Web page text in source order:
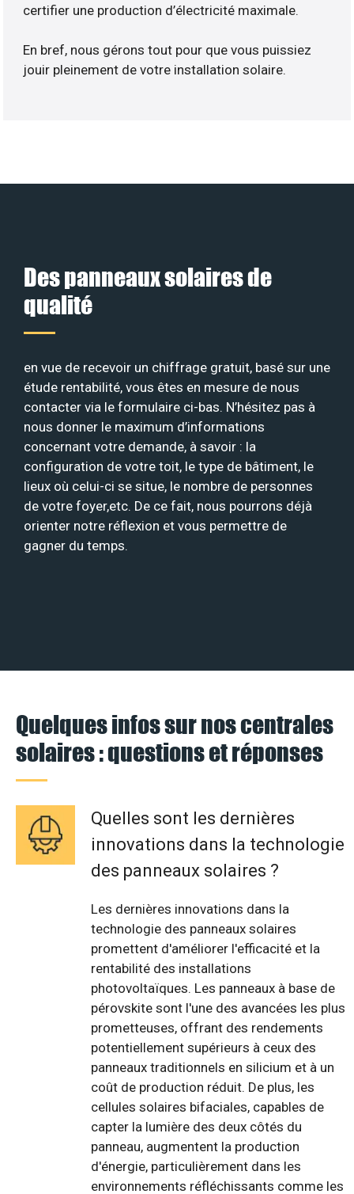
certifier une production d’électricité maximale.
En bref, nous gérons tout pour que vous puissiez
jouir pleinement de votre installation solaire.
Des panneaux solaires de
qualité
en vue de recevoir un chiffrage gratuit, basé sur une
étude rentabilité, vous êtes en mesure de nous
contacter via le formulaire ci-bas. N’hésitez pas à
nous donner le maximum d’informations
concernant votre demande, à savoir : la
configuration de votre toit, le type de bâtiment, le
lieux où celui-ci se situe, le nombre de personnes
de votre foyer,etc. De ce fait, nous pourrons déjà
orienter notre réflexion et vous permettre de
gagner du temps.
Quelques infos sur nos centrales
solaires : questions et réponses
Quelles sont les dernières
innovations dans la technologie
des panneaux solaires ?
Les dernières innovations dans la
technologie des panneaux solaires
promettent d'améliorer l'efficacité et la
rentabilité des installations
photovoltaïques. Les panneaux à base de
pérovskite sont l'une des avancées les plus
prometteuses, offrant des rendements
potentiellement supérieurs à ceux des
panneaux traditionnels en silicium et à un
coût de production réduit. De plus, les
cellules solaires bifaciales, capables de
capter la lumière des deux côtés du
panneau, augmentent la production
d'énergie, particulièrement dans les
environnements réfléchissants comme les